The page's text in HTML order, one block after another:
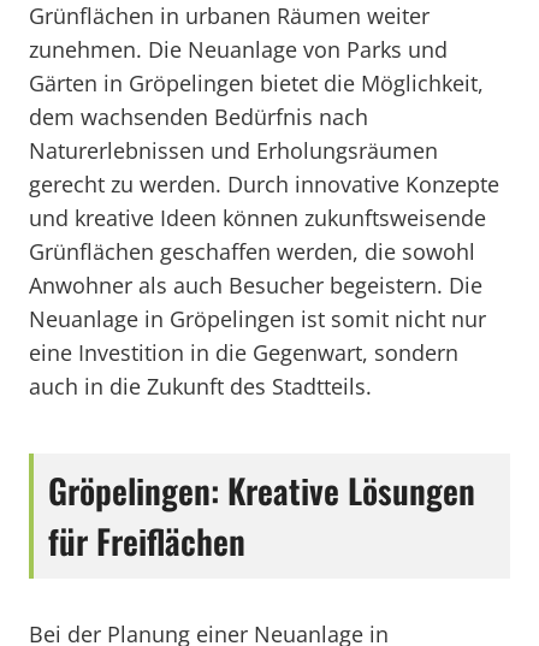
Grünflächen in urbanen Räumen weiter
zunehmen. Die Neuanlage von Parks und
Gärten in Gröpelingen bietet die Möglichkeit,
dem wachsenden Bedürfnis nach
Naturerlebnissen und Erholungsräumen
gerecht zu werden. Durch innovative Konzepte
und kreative Ideen können zukunftsweisende
Grünflächen geschaffen werden, die sowohl
Anwohner als auch Besucher begeistern. Die
Neuanlage in Gröpelingen ist somit nicht nur
eine Investition in die Gegenwart, sondern
auch in die Zukunft des Stadtteils.
Gröpelingen: Kreative Lösungen
für Freiflächen
Bei der Planung einer Neuanlage in